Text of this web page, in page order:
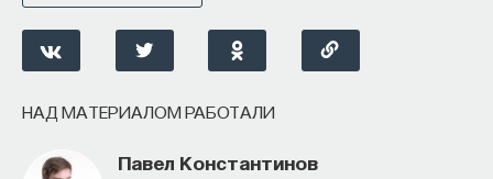
НАД МАТЕРИАЛОМ РАБОТАЛИ
Павел Константинов